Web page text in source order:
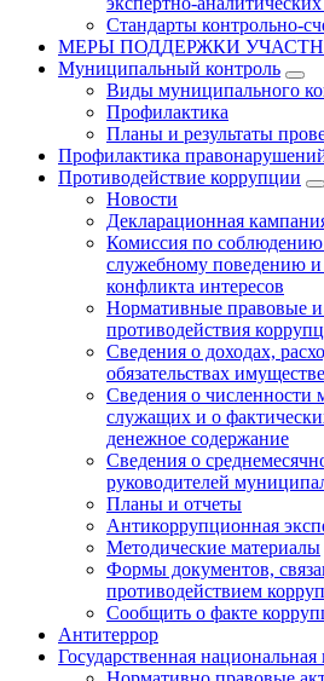
Стандарты контрольно-
МЕРЫ ПОДДЕРЖКИ
Муниципальный контроль
Виды муниципального
Профилактика
Планы и результаты
Профилактика
Противодействие коррупции
Новости
Декларационная
Комиссия по соблюдению
служебному поведению
конфликта интересов
Нормативные правовые
противодействия
Сведения о доходах,
обязательствах
Сведения о численности
служащих и о
денежное содержание
Сведения о
руководителей
Планы и отчеты
Антикоррупционная
Методические материалы
Формы документов,
противодействием
Сообщить о факте
Антитеррор
Государственная национальная